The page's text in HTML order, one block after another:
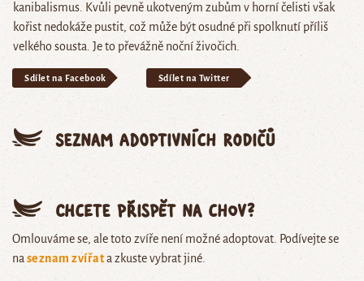
kanibalismus. Kvůli pevně ukotveným zubům v horní čelisti však
kořist nedokáže pustit, což může být osudné při spolknutí příliš
velkého sousta. Je to převážně noční živočich.
Sdílet na Facebook Sdílet na Twitter
Seznam adoptivních rodičů
Chcete přispět na chov?
Omlouváme se, ale toto zvíře není možné adoptovat. Podívejte se
na seznam zvířata zkuste vybrat jiné.